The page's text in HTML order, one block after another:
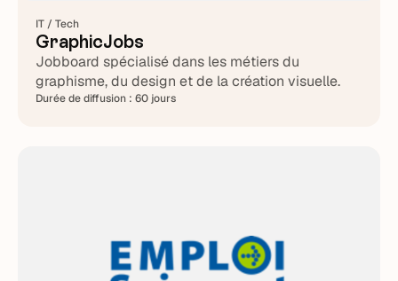
IT / Tech
GraphicJobs
Jobboard spécialisé dans les métiers du
graphisme, du design et de la création visuelle.
Durée de diffusion :60 jours